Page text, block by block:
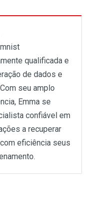
qualificada e
de dados e
seu amplo
Emma se
confiável em
a recuperar
eficiência seus